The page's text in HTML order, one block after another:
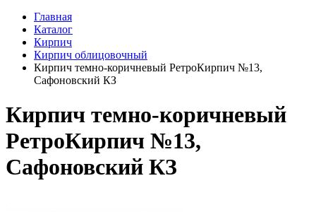
Главная
Каталог
Кирпич
Кирпич облицовочный
Кирпич темно-коричневый РетроКирпич №13,
Сафоновский КЗ
Кирпич темно-коричневый
РетроКирпич №13,
Сафоновский КЗ